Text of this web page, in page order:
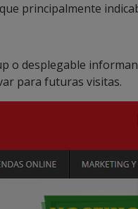
principalmente
o desplegable
para futuras visitas.